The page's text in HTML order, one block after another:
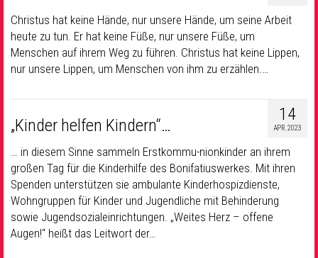
Christus hat keine Hände, nur unsere Hände, um seine Arbeit
heute zu tun. Er hat keine Füße, nur unsere Füße, um
Menschen auf ihrem Weg zu führen. Christus hat keine Lippen,
nur unsere Lippen, um Menschen von ihm zu erzählen.…
14
APR. 2023
„Kinder helfen Kindern“…
… in diesem Sinne sammeln Erstkommu-nionkinder an ihrem
großen Tag für die Kinderhilfe des Bonifatiuswerkes. Mit ihren
Spenden unterstützen sie ambulante Kinderhospizdienste,
Wohngruppen für Kinder und Jugendliche mit Behinderung
sowie Jugendsozialeinrichtungen. „Weites Herz – offene
Augen!“ heißt das Leitwort der…